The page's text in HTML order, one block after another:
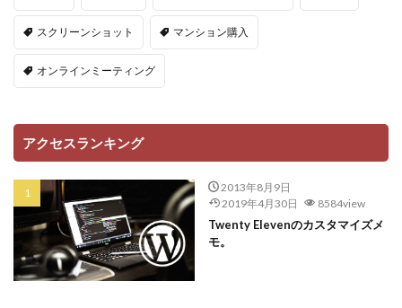
スクリーンショット マンション購入
オンラインミーティング
アクセスランキング
2013年8月9日
2019年4月30日
8584view
Twenty Elevenのカスタマイズメ
モ。